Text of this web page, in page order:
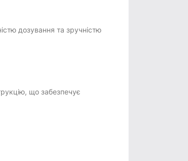
дозування та зручністю
що забезпечує